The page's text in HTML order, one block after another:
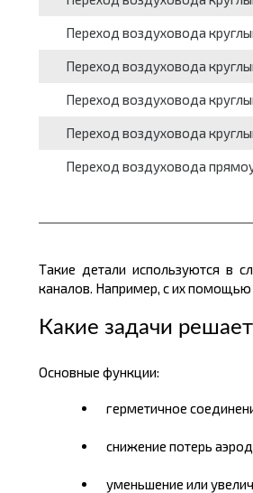
Переход воздуховода
Переход воздуховода
Переход воздуховода
Переход воздуховода
Переход воздуховода
Такие детали используются в
каналов. Например, с их помощью
Какие задачи
Основные функции:
герметичное
снижение потерь
уменьшение или